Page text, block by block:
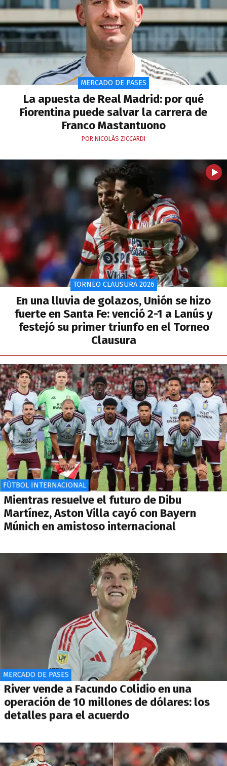
MERCADO DE PASES
La apuesta de Real Madrid: por qué
Fiorentina puede salvar la carrera de
Franco Mastantuono
POR NICOLÁS ZICCARDI
TORNEO CLAUSURA 2026
En una lluvia de golazos, Unión se hizo
fuerte en Santa Fe: venció 2-1 a Lanús y
festejó su primer triunfo en el Torneo
Clausura
FÚTBOL INTERNACIONAL
Mientras resuelve el futuro de Dibu
Martínez, Aston Villa cayó con Bayern
Múnich en amistoso internacional
MERCADO DE PASES
River vende a Facundo Colidio en una
operación de 10 millones de dólares: los
detalles para el acuerdo